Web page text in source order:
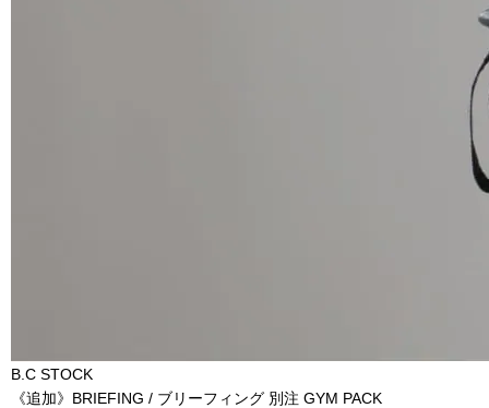
B.C STOCK
《追加》BRIEFING / ブリーフィング 別注 GYM PACK